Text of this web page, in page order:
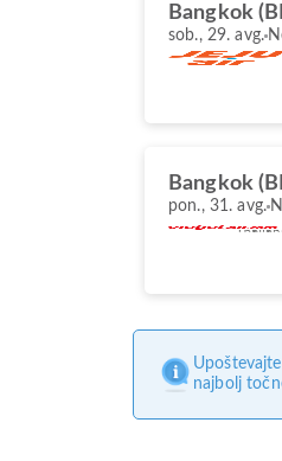
Bangkok
sob., 29. avg.
Bangkok
pon., 31. avg.
najbolj